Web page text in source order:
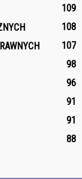
109
108
107
98
96
91
91
88